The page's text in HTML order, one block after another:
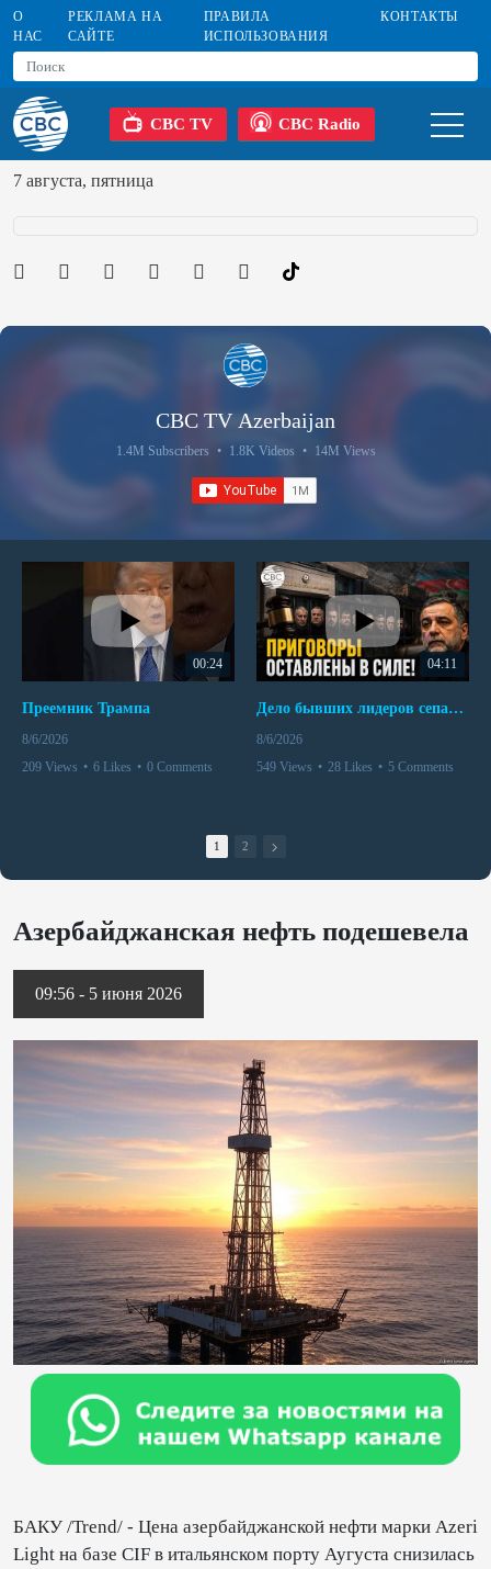
О
НАС
РЕКЛАМА НА
САЙТЕ
ПРАВИЛА
ИСПОЛЬЗОВАНИЯ
КОНТАКТЫ
CBC TV CBC Radio
7 августа, пятница
CBC TV Azerbaijan
1.4M Subscribers • 1.8K Videos • 14M Views
00:24
Преемник Трампа
8/6/2026
209 Views • 6 Likes • 0 Comments
04:11
Дело бывших лидеров сепаратистского режима в Карабахе
8/6/2026
549 Views • 28 Likes • 5 Comments
1 2
Азербайджанская нефть подешевела
09:56 - 5 июня 2026
БАКУ /Trend/ - Цена азербайджанской нефти марки Azeri
Light на базе CIF в итальянском порту Аугуста снизилась